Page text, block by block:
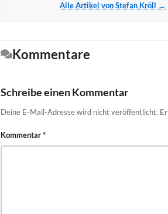
Alle Artikel von Stefan Kröll →
Kommentare
Schreibe einen Kommentar
Deine E-Mail-Adresse wird nicht veröffentlicht.
Kommentar*